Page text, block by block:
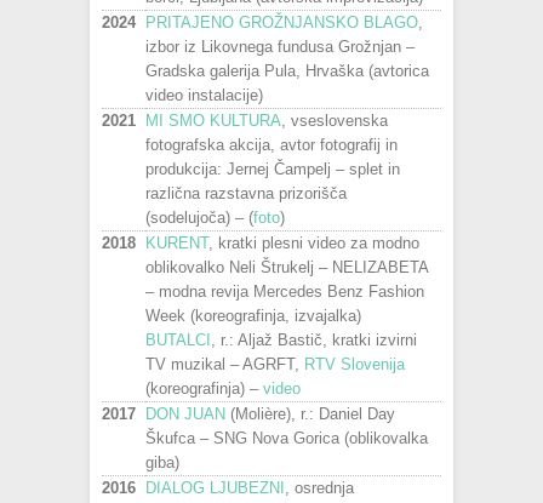
2024
PRITAJENO GROŽNJANSKO BLAGO,
izbor iz Likovnega fundusa Grožnjan –
Gradska galerija Pula, Hrvaška (avtorica
video instalacije)
2021
MI SMO KULTURA, vseslovenska
fotografska akcija, avtor fotografij in
produkcija: Jernej Čampelj – splet in
različna razstavna prizorišča
(sodelujoča) – (foto)
2018
KURENT, kratki plesni video za modno
oblikovalko Neli Štrukelj – NELIZABETA
– modna revija Mercedes Benz Fashion
Week (koreografinja, izvajalka)
BUTALCI , r.: Aljaž Bastič, kratki izvirni
TV muzikal – AGRFT, RTV Slovenija
(koreografinja) – video
2017
DON JUAN (Molière), r.: Daniel Day
Škufca – SNG Nova Gorica (oblikovalka
giba)
2016
DIALOG LJUBEZNI , osrednja